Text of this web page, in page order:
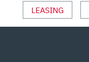
YOUTUBE
ANZEIGEN
LEASING